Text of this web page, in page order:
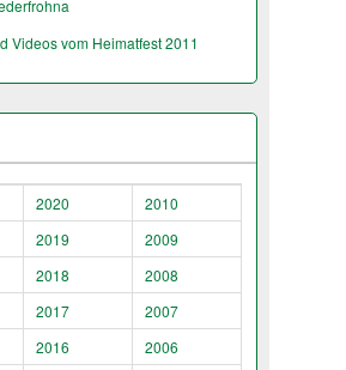
Videos vom Heimatfest 2011
2020
2010
2019
2009
2018
2008
2017
2007
2016
2006